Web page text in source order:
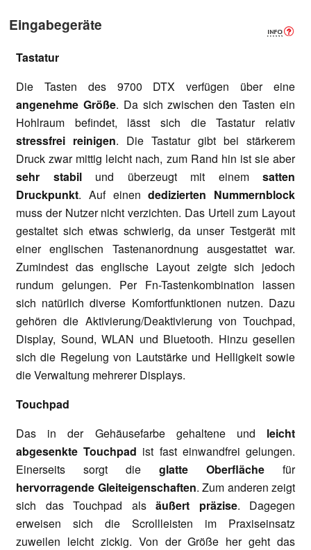
Eingabegeräte
Tastatur
Die Tasten des 9700 DTX verfügen über eine
angenehme Größe. Da sich zwischen den Tasten ein
Hohlraum befindet, lässt sich die Tastatur relativ
stressfrei reinigen. Die Tastatur gibt bei stärkerem
Druck zwar mittig leicht nach, zum Rand hin ist sie aber
sehr stabilund überzeugt mit einem satten
Druckpunkt. Auf einendedizierten Nummernblock
muss der Nutzer nicht verzichten. Das Urteil zum Layout
gestaltet sich etwas schwierig, da unser Testgerät mit
einer englischen Tastenanordnung ausgestattet war.
Zumindest das englische Layout zeigte sich jedoch
rundum gelungen. Per Fn-Tastenkombination lassen
sich natürlich diverse Komfortfunktionen nutzen. Dazu
gehören die Aktivierung/Deaktivierung von Touchpad,
Display, Sound, WLAN und Bluetooth. Hinzu gesellen
sich die Regelung von Lautstärke und Helligkeit sowie
die Verwaltung mehrerer Displays.
Touchpad
Das in der Gehäusefarbe gehaltene und leicht
abgesenkte Touchpad ist fast einwandfrei gelungen.
Einerseits sorgt die glatte Oberfläche für
hervorragende Gleiteigenschaften. Zum anderen zeigt
sich das Touchpad als äußert präzise. Dagegen
erweisen sich die Scrollleisten im Praxiseinsatz
zuweilen leicht zickig. Von der Größe her geht das